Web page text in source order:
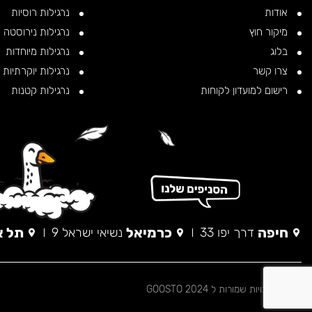
אודות
מיקור חוץ
בלוג
צרו קשר
רישום למועדון לקוחות
נרגילות רוסיות
נרגילות נירוסטה
נרגילות מיוחדות
נרגילות יוקרתיות
נרגילות קטנות
חיפה דרך יפו 33 כרמיאל נשיאי ישראל 9 תל
© כל הזכויות שמורות ל 2024 GOOSTO